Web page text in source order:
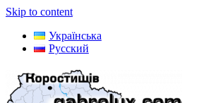
Skip to content
Українська
Русский